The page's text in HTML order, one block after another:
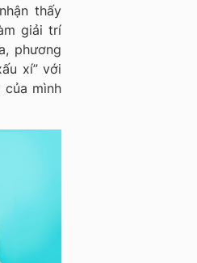
thấy
giải trí
phương
xí” với
mình